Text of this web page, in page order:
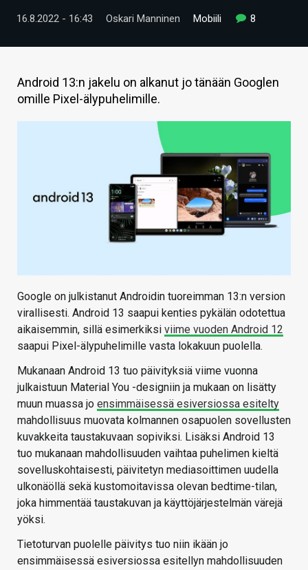
TIETOA
HINTA.FI
16.8.2022 - 16:43 Oskari Manninen Mobiili 8
Android 13:n jakelu on alkanut jo tänään Googlen
omille Pixel-älypuhelimille.
Google on julkistanut Androidin tuoreimman 13:n version
virallisesti. Android 13 saapui kenties pykälän odotettua
aikaisemmin, sillä esimerkiksi viime vuoden Android 12
saapui Pixel-älypuhelimille vasta lokakuun puolella.
Mukanaan Android 13 tuo päivityksiä viime vuonna
julkaistuun Material You -designiin ja mukaan on lisätty
muun muassa jo ensimmäisessä esiversiossa esitelty
mahdollisuus muovata kolmannen osapuolen sovellusten
kuvakkeita taustakuvaan sopiviksi. Lisäksi Android 13
tuo mukanaan mahdollisuuden vaihtaa puhelimen kieltä
sovelluskohtaisesti, päivitetyn mediasoittimen uudella
ulkonäöllä sekä kustomoitavissa olevan bedtime-tilan,
joka himmentää taustakuvan ja käyttöjärjestelmän värejä
yöksi.
Tietoturvan puolelle päivitys tuo niin ikään jo
ensimmäisessä esiversiossa esitellyn mahdollisuuden